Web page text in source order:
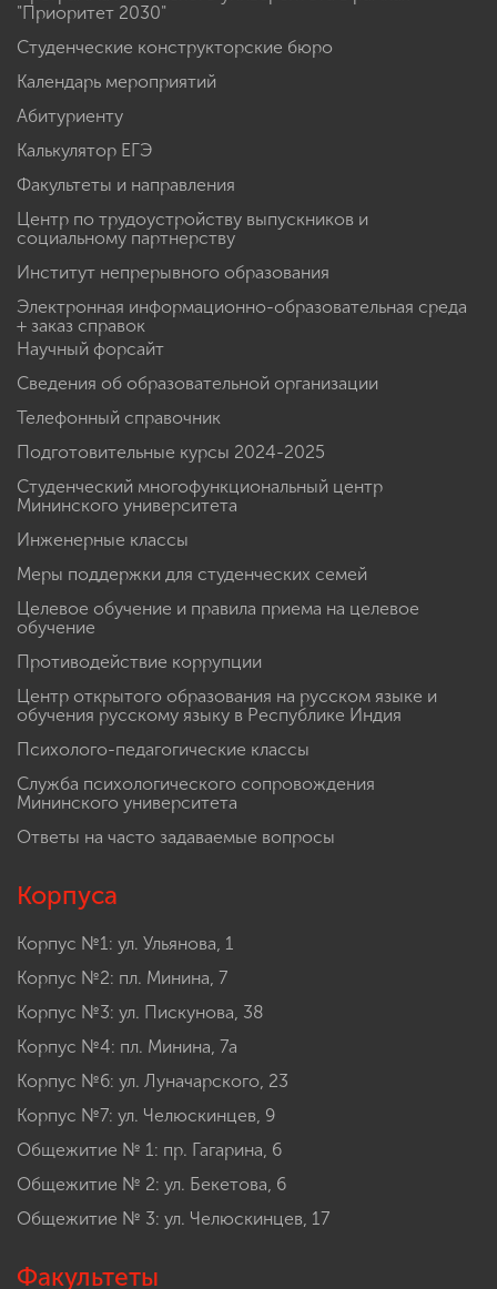
"Приоритет 2030"
Студенческие конструкторские бюро
Календарь мероприятий
Абитуриенту
Калькулятор ЕГЭ
Факультеты и направления
Центр по трудоустройству выпускников и
социальному партнерству
Институт непрерывного образования
Электронная информационно-образовательная среда
+ заказ справок
Научный форсайт
Сведения об образовательной организации
Телефонный справочник
Подготовительные курсы 2024-2025
Студенческий многофункциональный центр
Мининского университета
Инженерные классы
Меры поддержки для студенческих семей
Целевое обучение и правила приема на целевое
обучение
Противодействие коррупции
Центр открытого образования на русском языке и
обучения русскому языку в Республике Индия
Психолого-педагогические классы
Служба психологического сопровождения
Мининского университета
Ответы на часто задаваемые вопросы
Корпуса
Корпус №1: ул. Ульянова, 1
Корпус №2: пл. Минина, 7
Корпус №3: ул. Пискунова, 38
Корпус №4: пл. Минина, 7а
Корпус №6: ул. Луначарского, 23
Корпус №7: ул. Челюскинцев, 9
Общежитие № 1: пр. Гагарина, 6
Общежитие № 2: ул. Бекетова, 6
Общежитие № 3: ул. Челюскинцев, 17
Факультеты